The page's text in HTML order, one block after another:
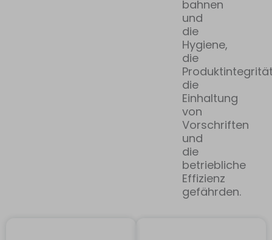
bahnen
und
die
Hygiene,
die
die
Einhaltung
von
Vorschriften
und
die
betriebliche
Effizienz
gefährden.